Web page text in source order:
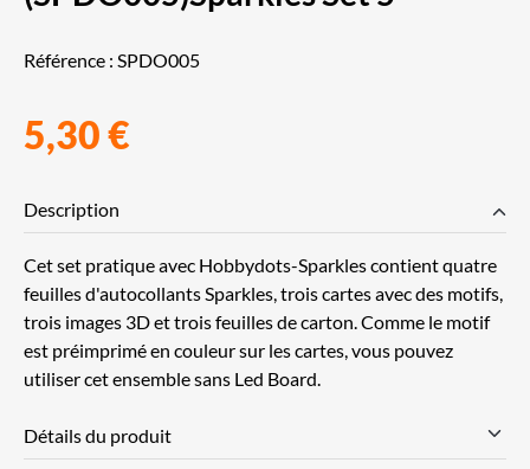
Référence : SPDO005
5,30 €
Description
Cet set pratique avec Hobbydots-Sparkles contient quatre
feuilles d'autocollants Sparkles, trois cartes avec des motifs,
trois images 3D et trois feuilles de carton. Comme le motif
est préimprimé en couleur sur les cartes, vous pouvez
utiliser cet ensemble sans Led Board.
Détails du produit